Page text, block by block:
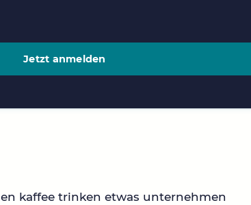
Jetzt anmelden
kaffee trinken etwas unternehmen